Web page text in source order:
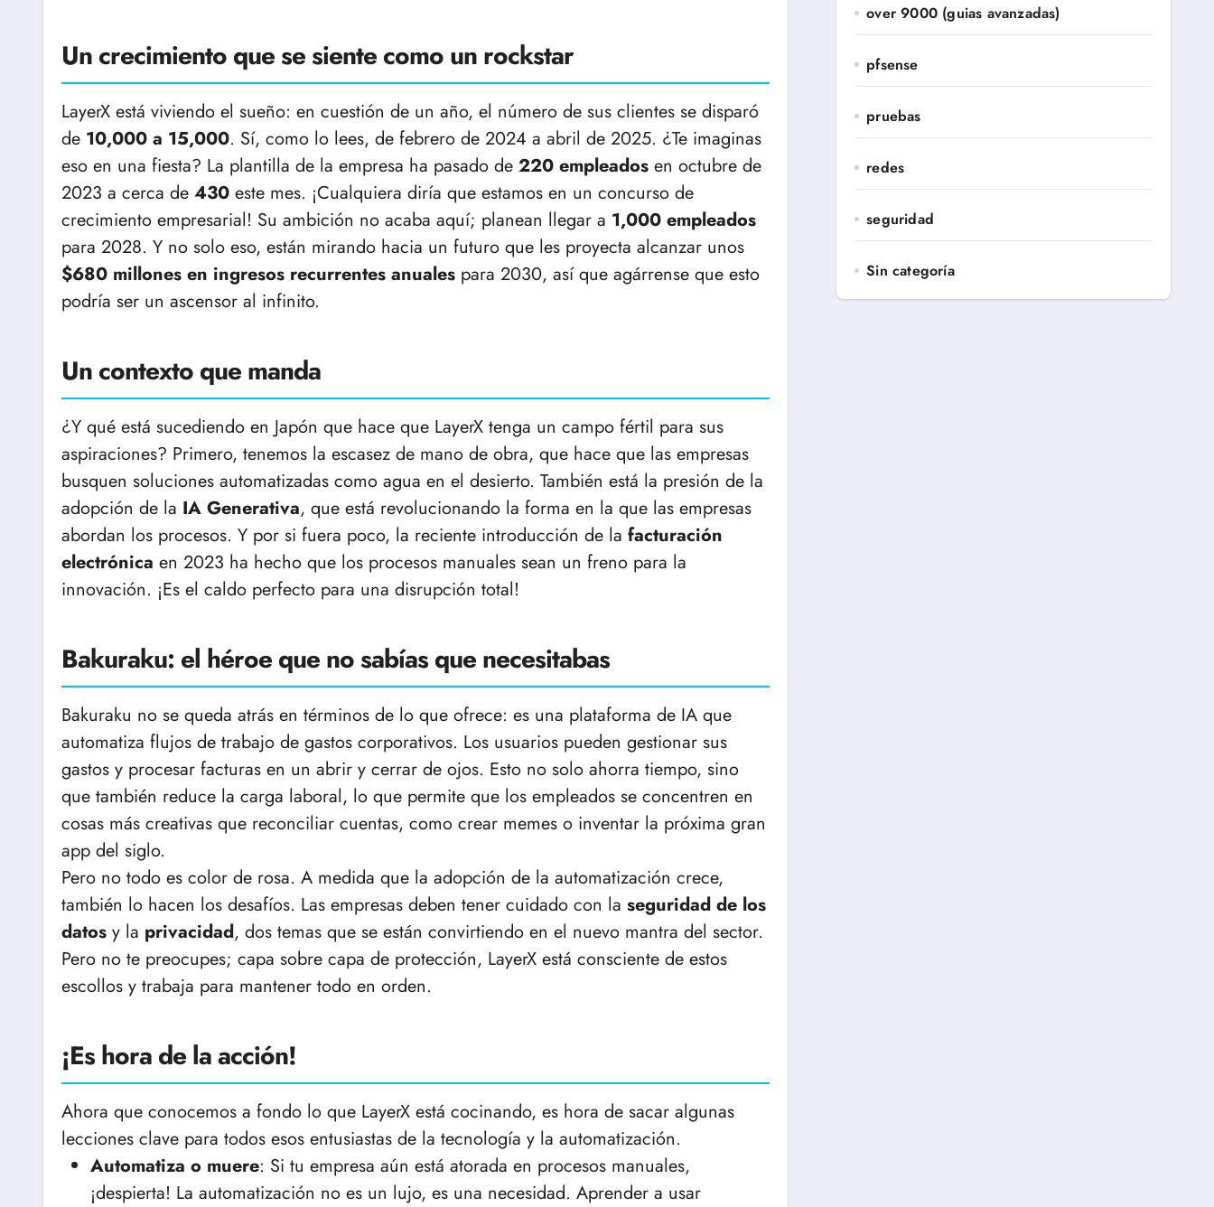
Un crecimiento que se siente como un rockstar
LayerX está viviendo el sueño: en cuestión de un año, el número de sus clientes se disparó
de 10,000 a 15,000. Sí, como lo lees, de febrero de 2024 a abril de 2025. ¿Te imaginas
eso en una fiesta? La plantilla de la empresa ha pasado de 220 empleados en octubre de
2023 a cerca de 430 este mes. ¡Cualquiera diría que estamos en un concurso de
crecimiento empresarial! Su ambición no acaba aquí; planean llegar a 1,000 empleados
para 2028. Y no solo eso, están mirando hacia un futuro que les proyecta alcanzar unos
$680 millones en ingresos recurrentes anuales para 2030, así que agárrense que esto
podría ser un ascensor al infinito.
Un contexto que manda
¿Y qué está sucediendo en Japón que hace que LayerX tenga un campo fértil para sus
aspiraciones? Primero, tenemos la escasez de mano de obra, que hace que las empresas
busquen soluciones automatizadas como agua en el desierto. También está la presión de la
adopción de la IA Generativa, que está revolucionando la forma en la que las empresas
abordan los procesos. Y por si fuera poco, la reciente introducción de la facturación
electrónica en 2023 ha hecho que los procesos manuales sean un freno para la
innovación. ¡Es el caldo perfecto para una disrupción total!
Bakuraku: el héroe que no sabías que necesitabas
Bakuraku no se queda atrás en términos de lo que ofrece: es una plataforma de IA que
automatiza flujos de trabajo de gastos corporativos. Los usuarios pueden gestionar sus
gastos y procesar facturas en un abrir y cerrar de ojos. Esto no solo ahorra tiempo, sino
que también reduce la carga laboral, lo que permite que los empleados se concentren en
cosas más creativas que reconciliar cuentas, como crear memes o inventar la próxima gran
app del siglo.
Pero no todo es color de rosa. A medida que la adopción de la automatización crece,
también lo hacen los desafíos. Las empresas deben tener cuidado con la seguridad de los
datos y la privacidad, dos temas que se están convirtiendo en el nuevo mantra del sector.
Pero no te preocupes; capa sobre capa de protección, LayerX está consciente de estos
escollos y trabaja para mantener todo en orden.
¡Es hora de la acción!
Ahora que conocemos a fondo lo que LayerX está cocinando, es hora de sacar algunas
lecciones clave para todos esos entusiastas de la tecnología y la automatización.
Automatiza o muere: Si tu empresa aún está atorada en procesos manuales,
¡despierta! La automatización no es un lujo, es una necesidad. Aprender a usar
over 9000 (guias avanzadas)
pfsense
pruebas
redes
seguridad
Sin categoría